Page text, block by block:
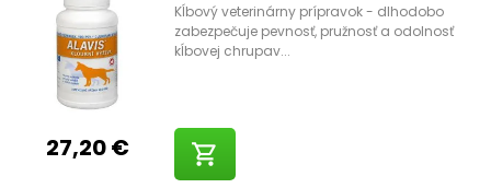
27,20 €
Kĺbový veterinárny prípravok - dlhodobo
zabezpečuje pevnosť, pružnosť a odolnosť
kĺbovej chrupav...
shopping_cart